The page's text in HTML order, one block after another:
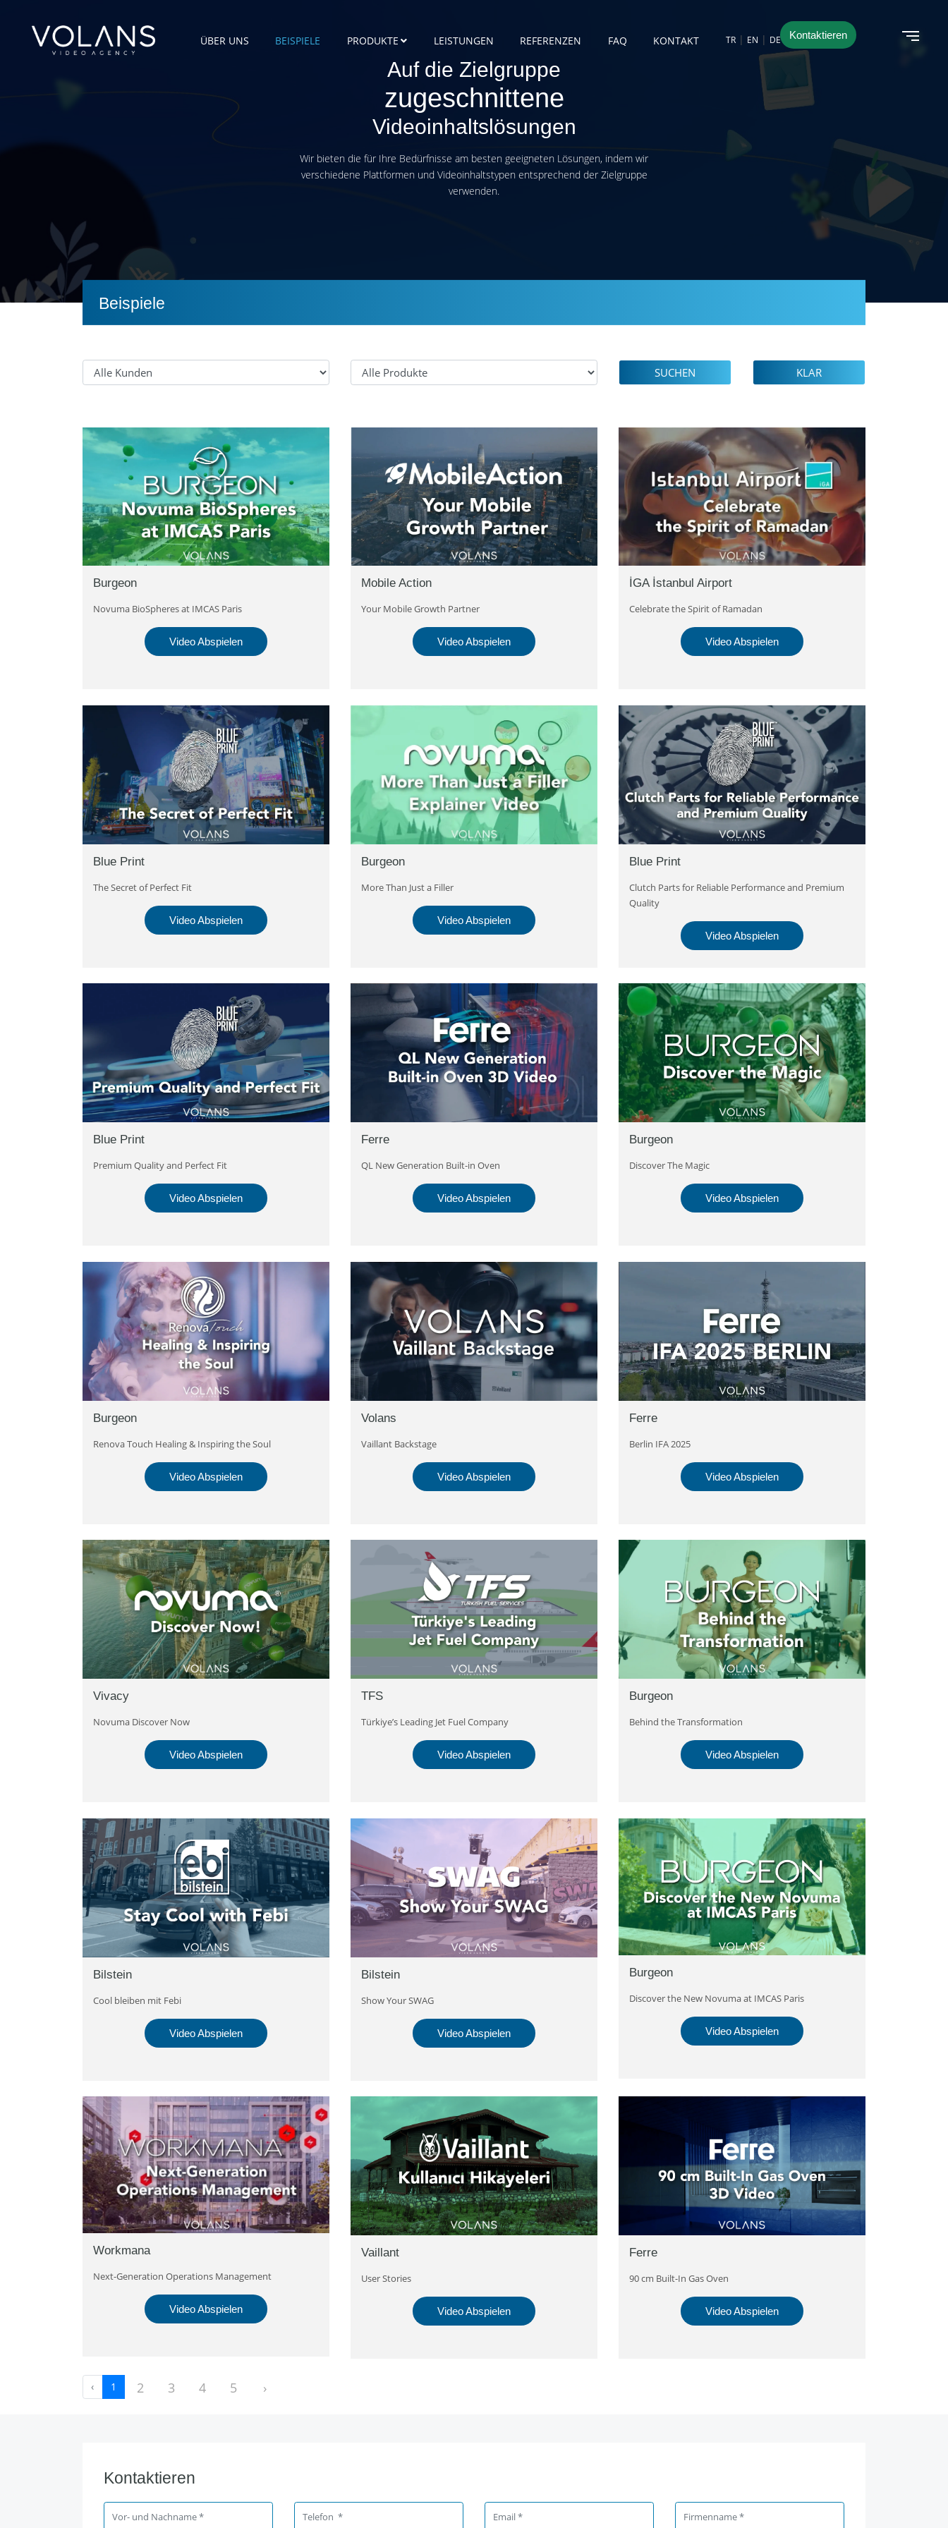
ÜBER UNS BEISPIELE PRODUKTE LEISTUNGEN REFERENZEN FAQ KONTAKT TR| EN | DE Kontaktieren
Auf die Zielgruppe
zugeschnittene
Videoinhaltslösungen
Wir bieten die für Ihre Bedürfnisse am besten geeigneten Lösungen, indem wir
verschiedene Plattformen und Videoinhaltstypen entsprechend der Zielgruppe
verwenden.
Beispiele
SUCHEN KLAR
Burgeon
Novuma BioSpheres at IMCAS Paris
Video Abspielen
Mobile Action
Your Mobile Growth Partner
Video Abspielen
İGA İstanbul Airport
Celebrate the Spirit of Ramadan
Video Abspielen
Blue Print
The Secret of Perfect Fit
Video Abspielen
Burgeon
More Than Just a Filler
Video Abspielen
Blue Print
Clutch Parts for Reliable Performance and Premium
Quality
Video Abspielen
Blue Print
Premium Quality and Perfect Fit
Video Abspielen
Ferre
QL New Generation Built-in Oven
Video Abspielen
Burgeon
Discover The Magic
Video Abspielen
Burgeon
Renova Touch Healing & Inspiring the Soul
Video Abspielen
Volans
Vaillant Backstage
Video Abspielen
Ferre
Berlin IFA 2025
Video Abspielen
Vivacy
Novuma Discover Now
Video Abspielen
TFS
Türkiye’s Leading Jet Fuel Company
Video Abspielen
Burgeon
Behind the Transformation
Video Abspielen
Bilstein
Cool bleiben mit Febi
Video Abspielen
Bilstein
Show Your SWAG
Video Abspielen
Burgeon
Discover the New Novuma at IMCAS Paris
Video Abspielen
Workmana
Next-Generation Operations Management
Video Abspielen
Vaillant
User Stories
Video Abspielen
Ferre
90 cm Built-In Gas Oven
Video Abspielen
‹ 1 2 3 4 5 ›
Kontaktieren